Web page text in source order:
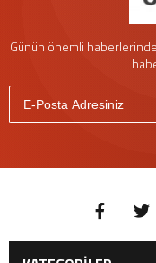
Günün önemli